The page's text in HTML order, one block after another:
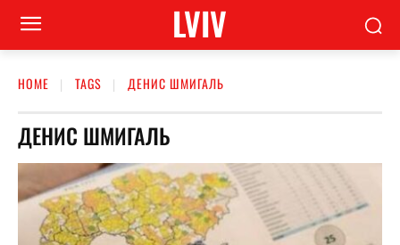
LVIV
HOME TAGS ДЕНИС ШМИГАЛЬ
ДЕНИС ШМИГАЛЬ